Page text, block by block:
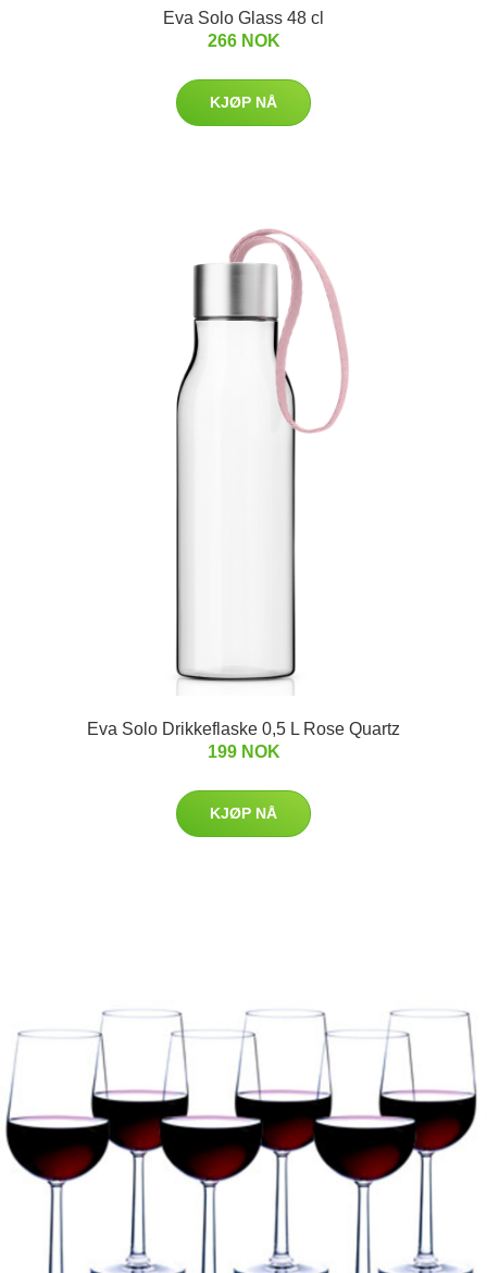
Eva Solo Glass 48 cl
266 NOK
KJØP NÅ
Eva Solo Drikkeflaske 0,5 L Rose Quartz
199 NOK
KJØP NÅ